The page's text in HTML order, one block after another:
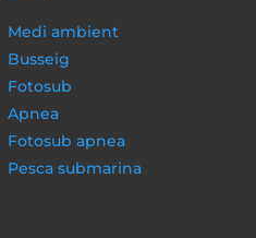
Medi ambient
Busseig
Fotosub
Apnea
Fotosub apnea
Pesca submarina